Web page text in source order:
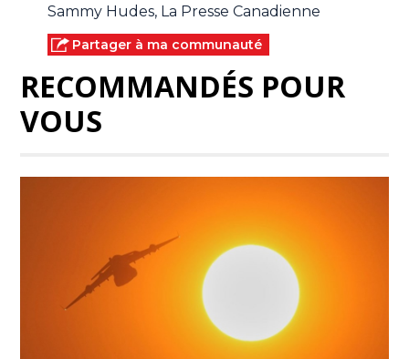
Sammy Hudes, La Presse Canadienne
Partager à ma communauté
RECOMMANDÉS POUR
VOUS